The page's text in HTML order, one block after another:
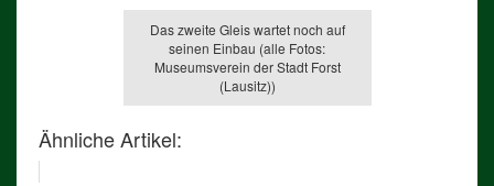
Das zweite Gleis wartet noch auf
seinen Einbau (alle Fotos:
Museumsverein der Stadt Forst
(Lausitz))
Ähnliche Artikel: